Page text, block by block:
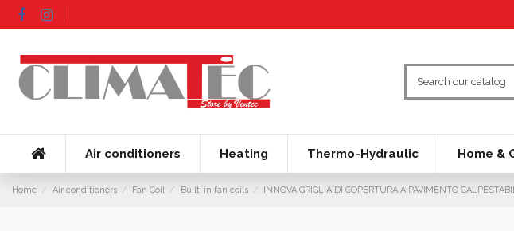
Air conditioners Heating Thermo-Hydraulic Home &
Home Air conditioners Fan Coil Built-in fan coils INNOVA GRIGLIA DI COPERTURA A PAVIMENTO